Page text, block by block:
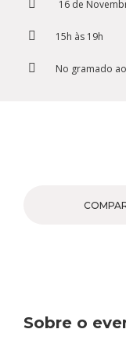
de Idiomas
Médicas
Conosco
& Você -
Gustavo
16 de
15h às 19h
No gramado
Sobre o